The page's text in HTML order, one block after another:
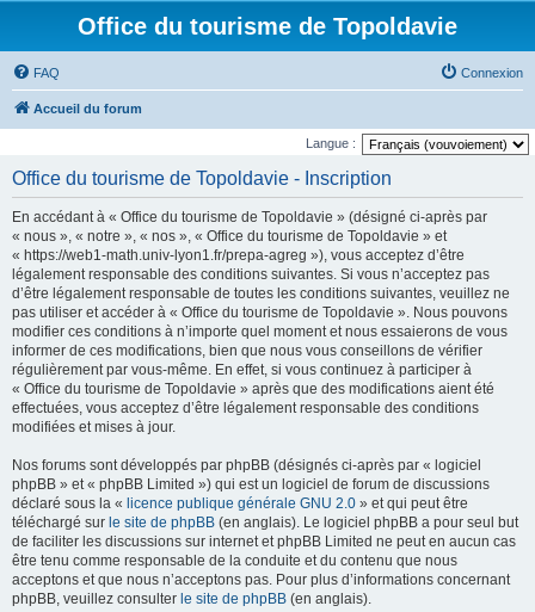
Office du tourisme de Topoldavie
FAQ Connexion
Accueil du forum
Langue :
Office du tourisme de Topoldavie - Inscription
En accédant à « Office du tourisme de Topoldavie » (désigné ci-après par
« nous », « notre », « nos », « Office du tourisme de Topoldavie » et
« https://web1-math.univ-lyon1.fr/prepa-agreg »), vous acceptez d’être
légalement responsable des conditions suivantes. Si vous n’acceptez pas
d’être légalement responsable de toutes les conditions suivantes, veuillez ne
pas utiliser et accéder à « Office du tourisme de Topoldavie ». Nous pouvons
modifier ces conditions à n’importe quel moment et nous essaierons de vous
informer de ces modifications, bien que nous vous conseillons de vérifier
régulièrement par vous-même. En effet, si vous continuez à participer à
« Office du tourisme de Topoldavie » après que des modifications aient été
effectuées, vous acceptez d’être légalement responsable des conditions
modifiées et mises à jour.
Nos forums sont développés par phpBB (désignés ci-après par « logiciel
phpBB » et « phpBB Limited ») qui est un logiciel de forum de discussions
déclaré sous la « licence publique générale GNU 2.0 » et qui peut être
téléchargé sur le site de phpBB (en anglais). Le logiciel phpBB a pour seul but
de faciliter les discussions sur internet et phpBB Limited ne peut en aucun cas
être tenu comme responsable de la conduite et du contenu que nous
acceptons et que nous n’acceptons pas. Pour plus d’informations concernant
phpBB, veuillez consulter le site de phpBB (en anglais).